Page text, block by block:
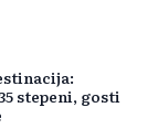
stepeni, gosti